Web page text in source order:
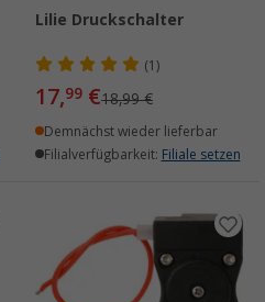
Lilie Druckschalter
(1)
17,99 €18,99 €
Demnächst wieder lieferbar
Filialverfügbarkeit: Filiale setzen